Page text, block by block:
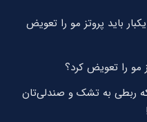
باید پروتز مو را تعویض
مو را تعویض کرد؟
ربطی به تشک و صندلی‌تان